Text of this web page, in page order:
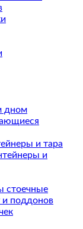
дном
и тара
и
стоечные
и поддонов